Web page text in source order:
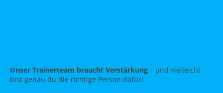
Unser Trainerteam braucht Verstärkung – und vielleicht
bist genau du die richtige Person dafür!